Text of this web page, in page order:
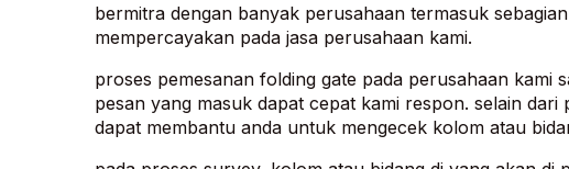
bermitra dengan banyak perusahaan termasuk
mempercayakan pada jasa perusahaan kami.
proses pemesanan folding gate pada perusahaan kami
pesan yang masuk dapat cepat kami respon. selain
dapat membantu anda untuk mengecek kolom atau